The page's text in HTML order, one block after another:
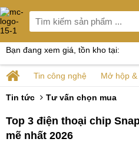
Bạn đang xem giá, tồn kho tại:
Tin công nghệ Mở hộp
Tin tức Tư vấn chọn mua
Top 3 điện thoại chip
mẽ nhất 2026